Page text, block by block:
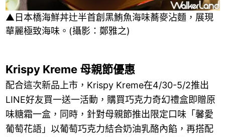
▲日本橋海鮮丼辻半首創黑鮪魚海味蕎麥沾麵，展現
華麗極致海味。(攝影：鄭雅之)
Krispy Kreme 母親節優惠
配合這次新品上市，Krispy Kreme在4/30-5/2推出
LINE好友買一送一活動，購買巧克力奇幻禮盒即贈原
味糖霜一盒，同時，針對母親節推出限定口味「馨愛
葡萄花語」以葡萄巧克力結合奶油乳酪內餡，再搭配